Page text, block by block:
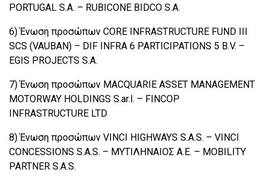
PORTUGAL S.A. – RUBICONE BIDCO S.A.
6) Ένωση προσώπων CORE INFRASTRUCTURE FUND III
SCS (VAUBAN) – DIF INFRA 6 PARTICIPATIONS 5 B.V. –
EGIS PROJECTS S.A.
7) Ένωση προσώπων MACQUARIE ASSET MANAGEMENT
MOTORWAY HOLDINGS S.ar.l. – FINCOP
INFRASTRUCTURE LTD
8) Ένωση προσώπων VINCI HIGHWAYS S.A.S. – VINCI
CONCESSIONS S.A.S. – ΜΥΤΙΛΗΝΑΙΟΣ Α.Ε. – MOBILITY
PARTNER S.A.S.